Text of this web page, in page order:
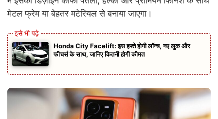
मेटल फ्रेम या बेहतर मटेरियल से बनाया जाएगा।
Honda City Facelift: इस हफ्ते होगी लॉन्च, नए लुक और
फीचर्स के साथ, जानिए कितनी होगी कीमत